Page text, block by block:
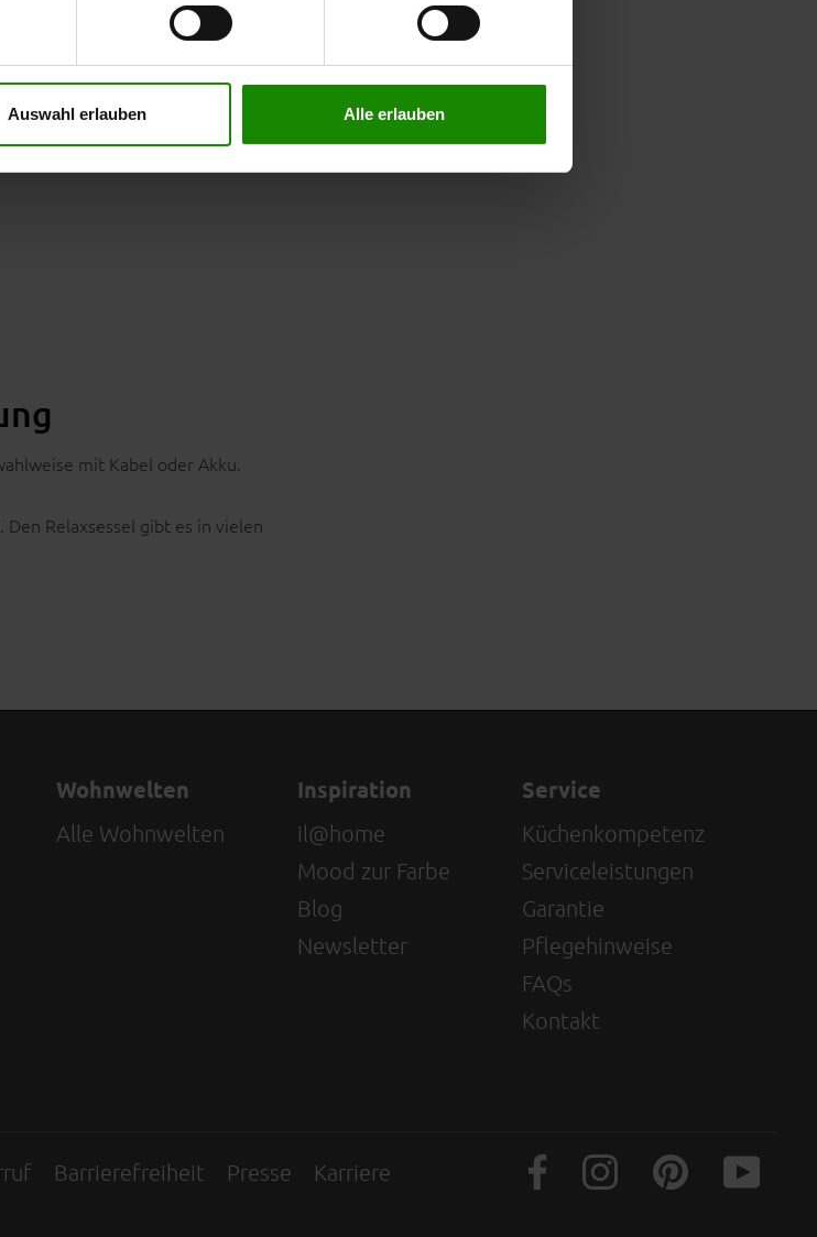
widerrufen. Für weitere Informationen lesen Sie bitte unsere
Auswahl erlauben Alle erlauben
drei Ergonomiegrößen erhältlich –
mit Kabel oder Akku.
Relaxsessel gibt es in vielen
Wohnwelten
Alle Wohnwelten
Inspiration
il@home
Mood zur Farbe
Blog
Newsletter
Service
Küchenkompetenz
Serviceleistungen
Garantie
Pflegehinweise
FAQs
Kontakt
Barrierefreiheit Presse Karriere